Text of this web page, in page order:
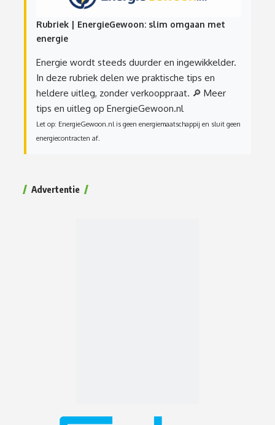
Rubriek | EnergieGewoon: slim omgaan met
energie
Energie wordt steeds duurder en ingewikkelder.
In deze rubriek delen we praktische tips en
heldere uitleg, zonder verkooppraat. 🔎 Meer
tips en uitleg op EnergieGewoon.nl
Let op: EnergieGewoon.nl is geen energiemaatschappij en sluit geen
energiecontracten af.
Advertentie